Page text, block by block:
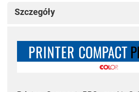
Szczegóły